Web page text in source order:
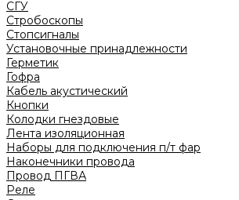
СГУ
Стробоскопы
Стопсигналы
Установочные принадлежности
Герметик
Гофра
Кабель акустический
Кнопки
Колодки гнездовые
Лента изоляционная
Наборы для подключения п/т фар
Наконечники провода
Провод ПГВА
Реле